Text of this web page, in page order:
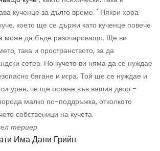
кученце за дълго време. ' Някои хора
което ще се държи като кученце повече
може да бъде разочароващо. Ще ви
така и пространството, за да
сетер. Но кучето ви няма да се нуждае
бягане и игра. Той ще се нуждае и
че ще остане във вашия двор -
малко по-поддръжка, отколкото
собственици на кучета.
териер
Има Дани Грийн